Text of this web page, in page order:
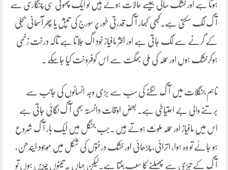
ہوتا ہے اور خشک سالی جیسے حالات ہوتے ہیں تو ایک چھوٹی سی چنگاری سے
آگ لگ سکتی ہے۔کبھی کبھار آگ قدرتی طور پر سورج کی تپش یا پھر آسمانی بجلی
کے گرنے سے لگ جاتی ہے اور اکثر مافیاز خود اگ جلاتا ہے تاکہ درخت زخمی
ہوکرخشک ہوں اور عملہ کی ملی بھگت سے اس کوفروخت کیا جاسکے ۔
تاہم جنگلات میں آگ لگنے کی سب سے بڑی وجہ انسانوں کی جانب سے
برتنے والی بے احتیاطی ہے۔ بعض اوقات دانستہ بھی آگ لگائی جاتی ہے
اس میں مافیاز اور عملہ ملوث ہوتے ہیں ۔جب جنگل میں ایک بار آگ شروع
ہو جائے تو وہ ہوا، اترائی، چڑھائی اور خشک درختوں کی شکل میں موجود ایندھن،
آگ کے تیزی سے پھیلنے کا سبب بنتا ہے۔لیکن جہاں یہ تینوں چیزیں ہوں تو